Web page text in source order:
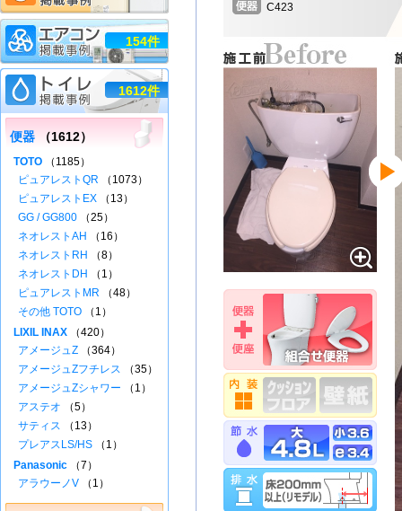
C423
154件
1612件
便器 （1612）
TOTO （1185）
ピュアレストQR （1073）
ピュアレストEX （13）
GG / GG800 （25）
ネオレストAH
（16）
ネオレストRH
（8）
ネオレストDH
（1）
ピュアレストMR （48）
その他 TOTO （1）
LIXIL INAX （420）
アメージュZ （364）
アメージュZフチレス （35）
アメージュZシャワー （1）
アステオ （5）
サティス （13）
プレアスLS/HS （1）
Panasonic （7）
アラウーノV （1）